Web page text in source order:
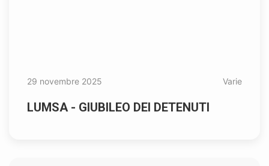
29 novembre 2025 Varie
LUMSA - GIUBILEO DEI DETENUTI